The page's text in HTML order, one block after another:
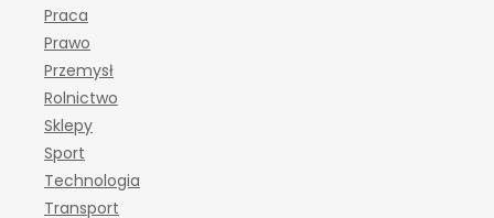
Praca
Prawo
Przemysł
Rolnictwo
Sklepy
Sport
Technologia
Transport